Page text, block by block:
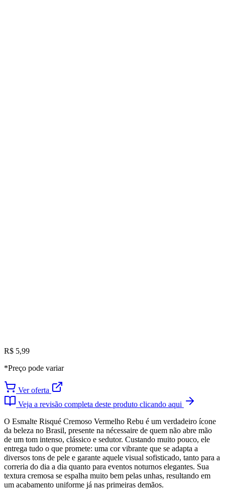
R$ 5,99
*Preço pode variar
Ver oferta
Veja a revisão completa deste produto clicando aqui
O Esmalte Risqué Cremoso Vermelho Rebu é um verdadeiro ícone
da beleza no Brasil, presente na nécessaire de quem não abre mão
de um tom intenso, clássico e sedutor. Custando muito pouco, ele
entrega tudo o que promete: uma cor vibrante que se adapta a
diversos tons de pele e garante aquele visual sofisticado, tanto para a
correria do dia a dia quanto para eventos noturnos elegantes. Sua
textura cremosa se espalha muito bem pelas unhas, resultando em
um acabamento uniforme já nas primeiras demãos.